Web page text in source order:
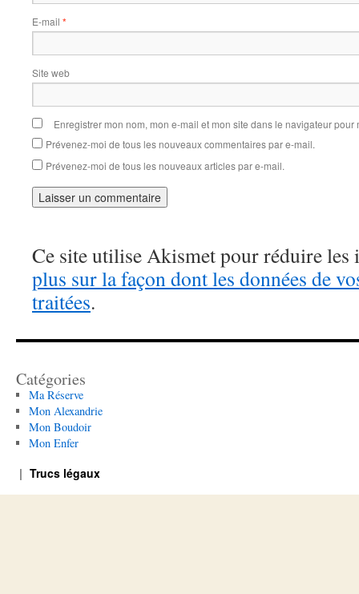
E-mail *
Site web
Enregistrer mon nom, mon e-mail et mon site dans le navigateur
Prévenez-moi de tous les nouveaux commentaires par e-mail.
Prévenez-moi de tous les nouveaux articles par e-mail.
Ce site utilise Akismet pour réduire les
plus sur la façon dont les données de
traitées.
Catégories
Ma Réserve
Mon Alexandrie
Mon Boudoir
Mon Enfer
Trucs légaux